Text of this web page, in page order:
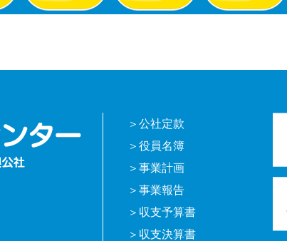
公社定款
役員名簿
事業計画
事業報告
収支予算書
収支決算書